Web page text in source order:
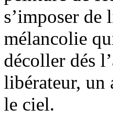
s’imposer
mélancolie
décoller dés
libérateur, un
le ciel.